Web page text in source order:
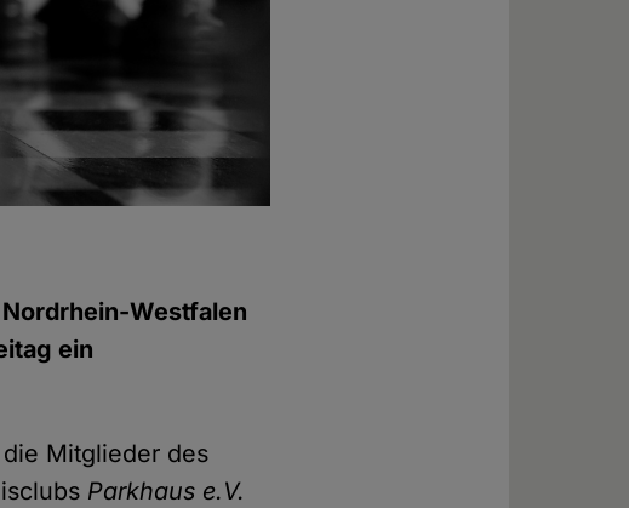
Westfalen
ein
Mitglieder des
Parkhaus e.V.